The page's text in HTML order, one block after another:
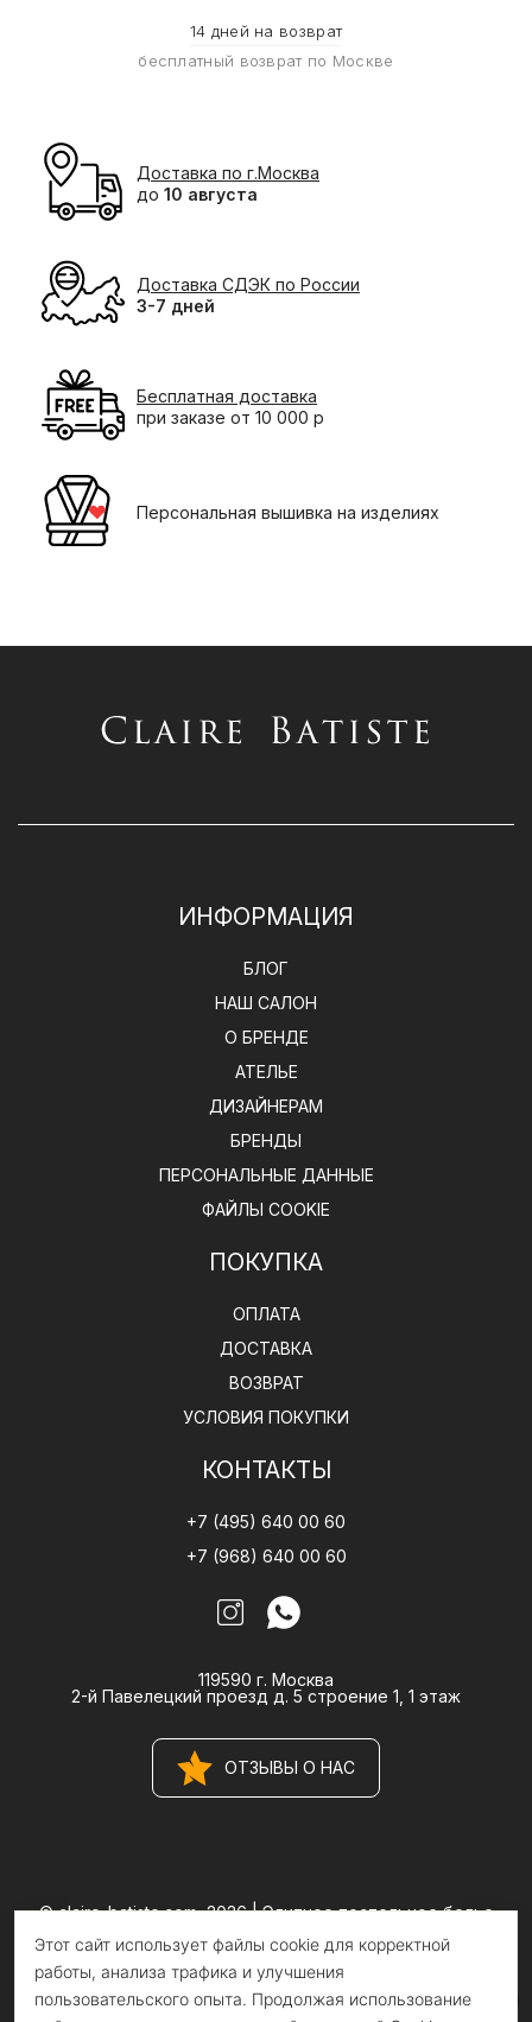
14 дней на возврат
бесплатный возврат по Москве
Доставка по г.Москва
до 10 августа
Доставка СДЭК по России
3-7 дней
Бесплатная доставка
при заказе от 10 000 р
Персональная вышивка на изделиях
ИНФОРМАЦИЯ
БЛОГ
НАШ САЛОН
О БРЕНДЕ
АТЕЛЬЕ
ДИЗАЙНЕРАМ
БРЕНДЫ
ПЕРСОНАЛЬНЫЕ ДАННЫЕ
ФАЙЛЫ COOKIE
ПОКУПКА
ОПЛАТА
ДОСТАВКА
ВОЗВРАТ
УСЛОВИЯ ПОКУПКИ
КОНТАКТЫ
+7 (495) 640 00 60
+7 (968) 640 00 60
119590 г. Москва
2-й Павелецкий проезд д. 5 строение 1, 1 этаж
ОТЗЫВЫ О НАС
© claire-batiste.com, 2026 |Элитное постельное белье
Информация на сайте носит информационный характер и не
является публичной офертой
Этот сайт использует файлы cookie для корректной
работы, анализа трафика и улучшения
пользовательского опыта. Продолжая использование